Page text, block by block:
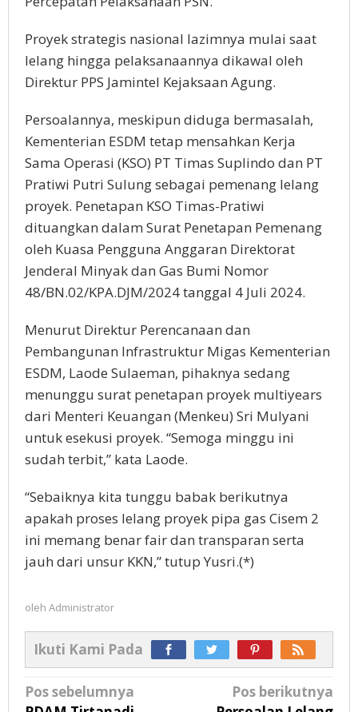
Proyek strategis nasional lazimnya mulai saat
lelang hingga pelaksanaannya dikawal oleh
Direktur PPS Jamintel Kejaksaan Agung.
Persoalannya, meskipun diduga bermasalah,
Kementerian ESDM tetap mensahkan Kerja
Sama Operasi (KSO) PT Timas Suplindo dan PT
Pratiwi Putri Sulung sebagai pemenang lelang
proyek. Penetapan KSO Timas-Pratiwi
dituangkan dalam Surat Penetapan Pemenang
oleh Kuasa Pengguna Anggaran Direktorat
Jenderal Minyak dan Gas Bumi Nomor
48/BN.02/KPA.DJM/2024 tanggal 4 Juli 2024.
Menurut Direktur Perencanaan dan
Pembangunan Infrastruktur Migas Kementerian
ESDM, Laode Sulaeman, pihaknya sedang
menunggu surat penetapan proyek multiyears
dari Menteri Keuangan (Menkeu) Sri Mulyani
untuk esekusi proyek. “Semoga minggu ini
sudah terbit,” kata Laode.
“Sebaiknya kita tunggu babak berikutnya
apakah proses lelang proyek pipa gas Cisem 2
ini memang benar fair dan transparan serta
jauh dari unsur KKN,” tutup Yusri.(*)
oleh Administrator
Ikuti Kami Pada
Navigasi
Pos sebelumnya
Pos berikutnya